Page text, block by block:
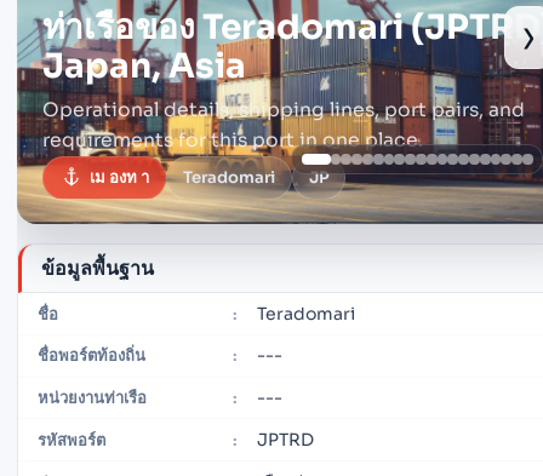
ท่าเรือของTeradomari
Japan, Asia
Operational details, shipping lines, port pairs, and
requirements for this port in one place.
เม องท า Teradomari JP
›
ข้อมูลพื้นฐาน
ชื่อ : Teradomari
ชื่อพอร์ตท้องถิ่น : ---
หน่วยงานท่าเรือ : ---
รหัสพอร์ต : JPTRD